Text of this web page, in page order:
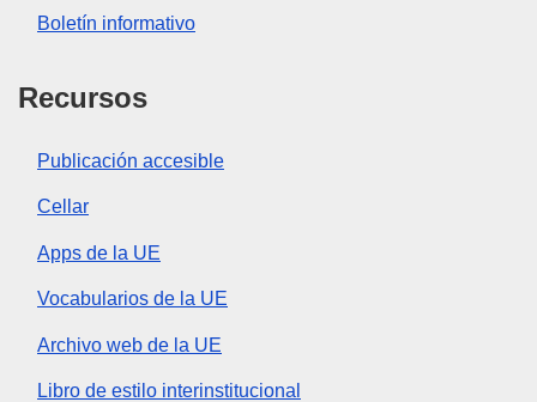
Boletín informativo
Recursos
Publicación accesible
Cellar
Apps de la UE
Vocabularios de la UE
Archivo web de la UE
Libro de estilo interinstitucional